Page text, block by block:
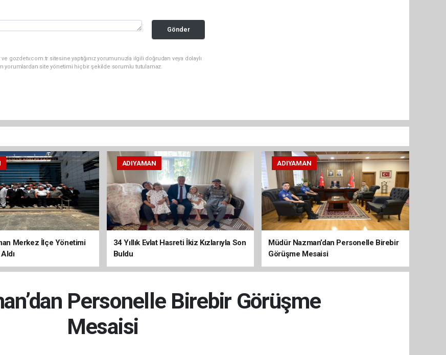
Gönder
gozdetv.com.tr sitesine yaptığınız yorumunuzla ilgili doğrudan veya dolaylı
yorumlardan site yönetimi hiçbir şekilde sorumlu tutulamaz.
Merkez İlçe Yönetimi
ADIYAMAN
34 Yıllık Evlat Hasreti İkiz Kızlarıyla Son
Buldu
ADIYAMAN
Müdür Nazman’dan Personelle Birebir
Görüşme Mesaisi
Personelle Birebir Görüşme
Mesaisi